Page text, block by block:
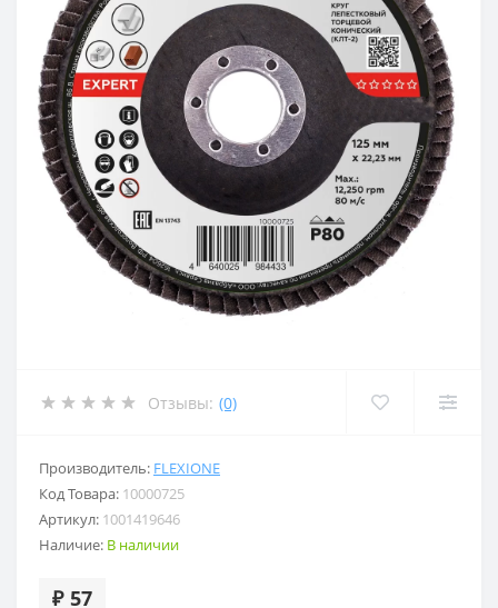
Отзывы: (0)
Производитель: FLEXIONE
Код Товара: 10000725
Артикул: 1001419646
Наличие: В наличии
₽ 57